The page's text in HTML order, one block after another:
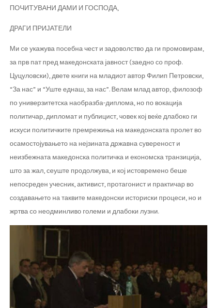
ПОЧИТУВАНИ ДАМИ И ГОСПОДА,
ДРАГИ ПРИЈАТЕЛИ
Ми се укажува посебна чест и задоволство да ги промовирам,
за прв пат пред македонската јавност (заедно со проф.
Цуцуловски), двете книги на младиот автор Филип Петровски,
“За нас” и “Уште еднаш, за нас”. Велам млад автор, филозоф
по универзитетска наобразба-диплома, но по вокација
политичар, дипломат и публицист, човек кој веќе длабоко ги
искуси политичките премрежиња на македонската пролет во
осамостојувањето на нејзината државна сувереност и
неизбежната македонска политичка и економска транзиција,
што за жал, сеуште продолжува, и кој истовремено беше
непосреден учесник, активист, протагонист и практичар во
создавањето на таквите македонски историски процеси, но и
жртва со неодминливо големи и длабоки лузни.